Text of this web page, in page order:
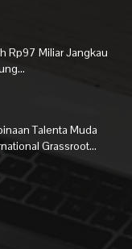
Rp97 Miliar Jangkau
Talenta Muda
Grassroot...